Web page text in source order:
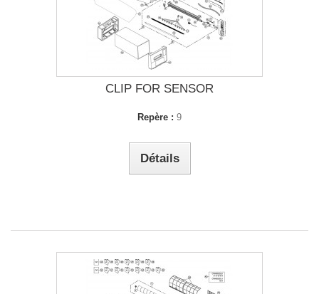
CLIP FOR SENSOR
Repère : 9
Détails